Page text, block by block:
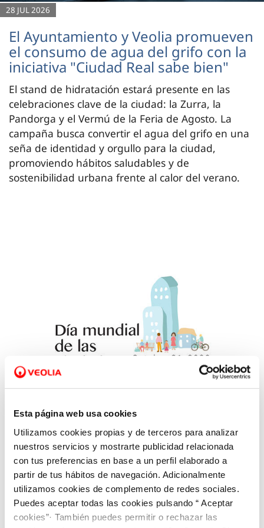
Esta página web usa cookies
Utilizamos cookies propias y de terceros para analizar
nuestros servicios y mostrarte publicidad relacionada
con tus preferencias en base a un perfil elaborado a
partir de tus hábitos de navegación. Adicionalmente
utilizamos cookies de complemento de redes sociales.
Puedes aceptar todas las cookies pulsando “ Aceptar
cookies”· También puedes permitir o rechazar las
28 JUL 2026
El Ayuntamiento y Veolia promueven
el consumo de agua del grifo con la
iniciativa "Ciudad Real sabe bien"
El stand de hidratación estará presente en las
celebraciones clave de la ciudad: la Zurra, la
Pandorga y el Vermú de la Feria de Agosto. La
campaña busca convertir el agua del grifo en una
seña de identidad y orgullo para la ciudad,
promoviendo hábitos saludables y de
sostenibilidad urbana frente al calor del verano.
30 OCT 2020
Apostamos por ciudades sostenibles para
mejorar la calidad de vida de las personas